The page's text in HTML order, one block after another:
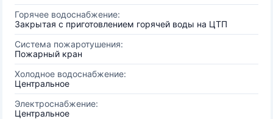
Горячее водоснабжение:
Закрытая с приготовлением горячей воды на ЦТП
Система пожаротушения:
Пожарный кран
Холодное водоснабжение:
Центральное
Электроснабжение:
Центральное